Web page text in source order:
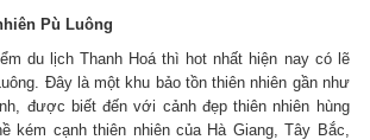
Pù Luông
du lịch Thanh Hoá thì hot nhất hiện nay có lẽ
Đây là một khu bảo tồn thiên nhiên gần như
được biết đến với cảnh đẹp thiên nhiên hùng
kém cạnh thiên nhiên của Hà Giang, Tây Bắc,